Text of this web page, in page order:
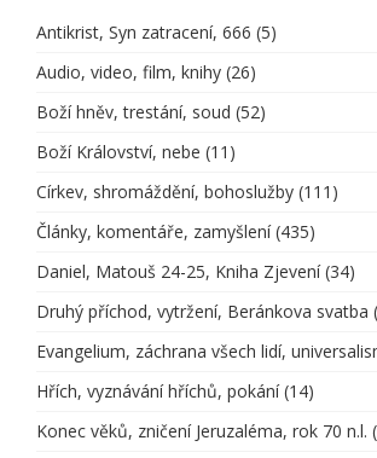
Antikrist, Syn zatracení, 666 (5)
Audio, video, film, knihy (26)
Boží hněv, trestání, soud (52)
Boží Království, nebe (11)
Církev, shromáždění, bohoslužby (111)
Články, komentáře, zamyšlení(435)
Daniel, Matouš 24-25, Kniha Zjevení(34)
Druhý příchod, vytržení, Beránkova svatba
Evangelium, záchrana všech lidí,
Hřích, vyznávání hříchů, pokání(14)
Konec věků, zničení Jeruzaléma, rok 70 n.l.